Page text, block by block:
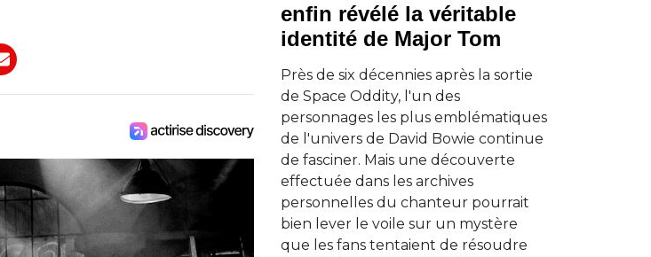
enfin révélé la véritable
identité de Major Tom
Près de six décennies après la sortie
de Space Oddity, l'un des
personnages les plus emblématiques
de l'univers de David Bowie continue
de fasciner. Mais une découverte
effectuée dans les archives
personnelles du chanteur pourrait
bien lever le voile sur un mystère
que les fans tentaient de résoudre